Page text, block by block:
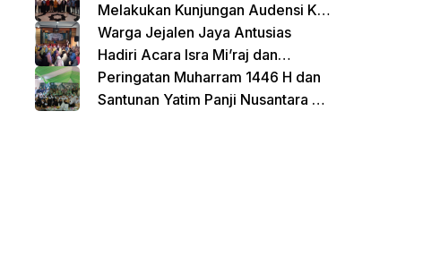
dan Keagamaan
Melakukan Kunjungan Audensi Ke
Untirta Serang Banten
Warga Jejalen Jaya Antusias
Hadiri Acara Isra Mi’raj dan
Penutupan Pengajian Sebelum
Ramadhan
Peringatan Muharram 1446 H dan
Santunan Yatim Panji Nusantara di